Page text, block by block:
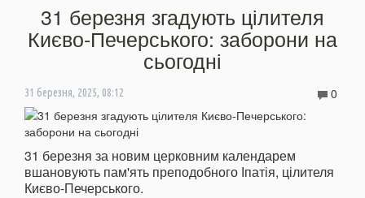
31 березня згадують цілителя
Києво-Печерського: заборони на
сьогодні
31 березня, 2025, 08:12 0
31 березня за новим церковним календарем
вшановують пам'ять преподобного Іпатія, цілителя
Києво-Печерського.